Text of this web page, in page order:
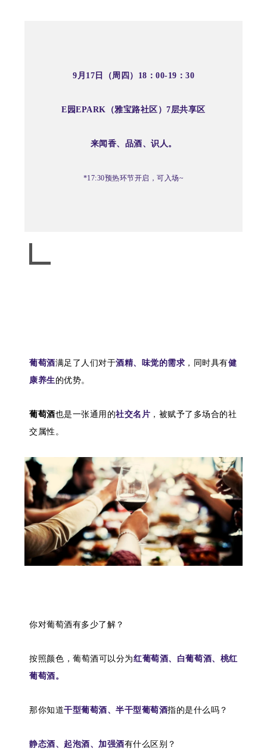
9月17日（周四）18：00-19：30
E园EPARK（雅宝路社区）7层共享区
来闻香、品酒、识人。
*17:30预热环节开启，可入场~
葡萄酒满足了人们对于酒精、味觉的需求 ，同时具有健
康养生 的优势。
葡萄酒也是一张通用的社交名片 ，被赋予了多场合的社
交属性。
你对葡萄酒有多少了解？
按照颜色，葡萄酒可以分为红葡萄酒、白葡萄酒、桃红
葡萄酒。
那你知道干型葡萄酒、半干型葡萄酒指的是什么吗？
静态酒、起泡酒、加强酒有什么区别？